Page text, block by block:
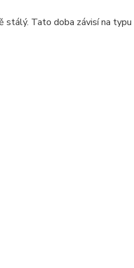
stálý. Tato doba závisí na typu